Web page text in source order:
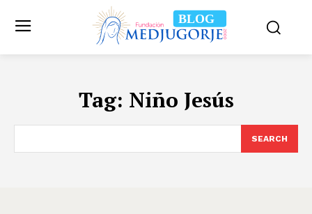
BLOG
Tag: Niño Jesús
SEARCH